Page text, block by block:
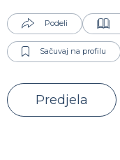
Podeli
Sačuvaj na profilu
Predjela